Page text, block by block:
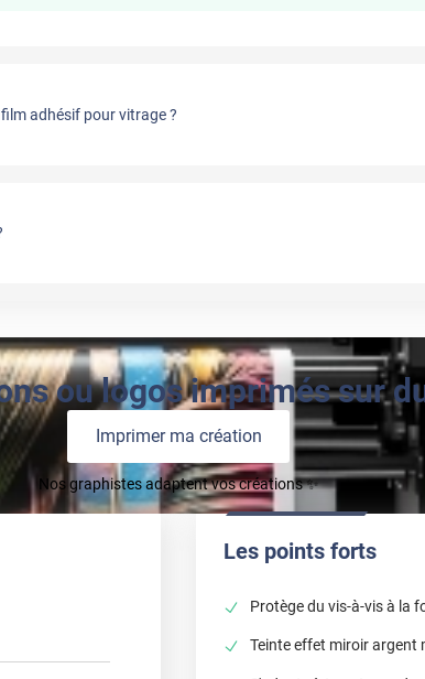
adhésif pour vitrage ?
ou logos imprimés sur
Imprimer ma création
Nos graphistes adaptent vos créations ✨
Les points forts
Protège du vis-à-vis à la
Teinte effet miroir argent